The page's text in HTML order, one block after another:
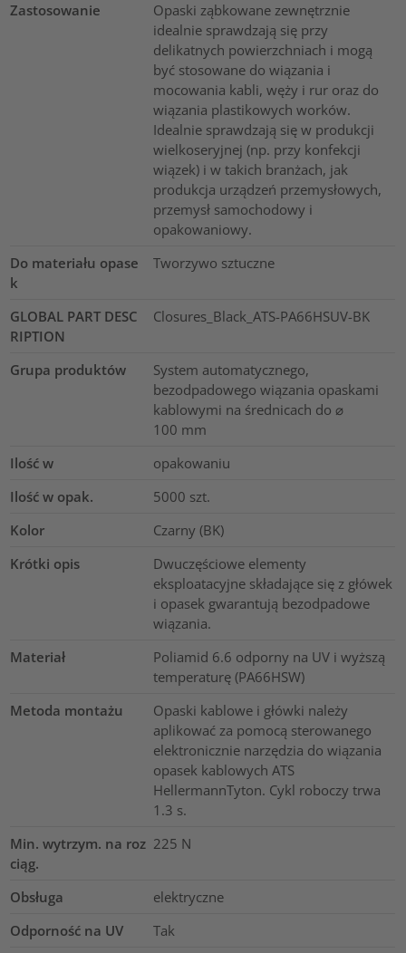
Zastosowanie
Opaski ząbkowane zewnętrznie
idealnie sprawdzają się przy
delikatnych powierzchniach i mogą
być stosowane do wiązania i
mocowania kabli, węży i rur oraz do
wiązania plastikowych worków.
Idealnie sprawdzają się w produkcji
wielkoseryjnej (np. przy konfekcji
wiązek) i w takich branżach, jak
produkcja urządzeń przemysłowych,
przemysł samochodowy i
opakowaniowy.
Do materiału opase
k
Tworzywo sztuczne
GLOBAL PART DESC
RIPTION
Closures_Black_ATS-PA66HSUV-BK
Grupa produktów
System automatycznego,
bezodpadowego wiązania opaskami
kablowymi na średnicach do ⌀
100 mm
Ilość w
opakowaniu
Ilość w opak.
5000 szt.
Kolor
Czarny (BK)
Krótki opis
Dwuczęściowe elementy
eksploatacyjne składające się z główek
i opasek gwarantują bezodpadowe
wiązania.
Materiał
Poliamid 6.6 odporny na UV i wyższą
temperaturę (PA66HSW)
Metoda montażu
Opaski kablowe i główki należy
aplikować za pomocą sterowanego
elektronicznie narzędzia do wiązania
opasek kablowych ATS
HellermannTyton. Cykl roboczy trwa
1.3 s.
Min. wytrzym. na roz
ciąg.
225 N
Obsługa
elektryczne
Odporność na UV
Tak